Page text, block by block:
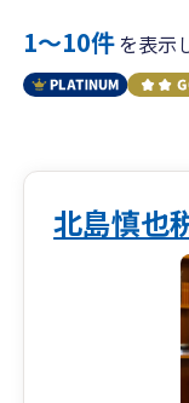
1〜10件を表示
北島慎也